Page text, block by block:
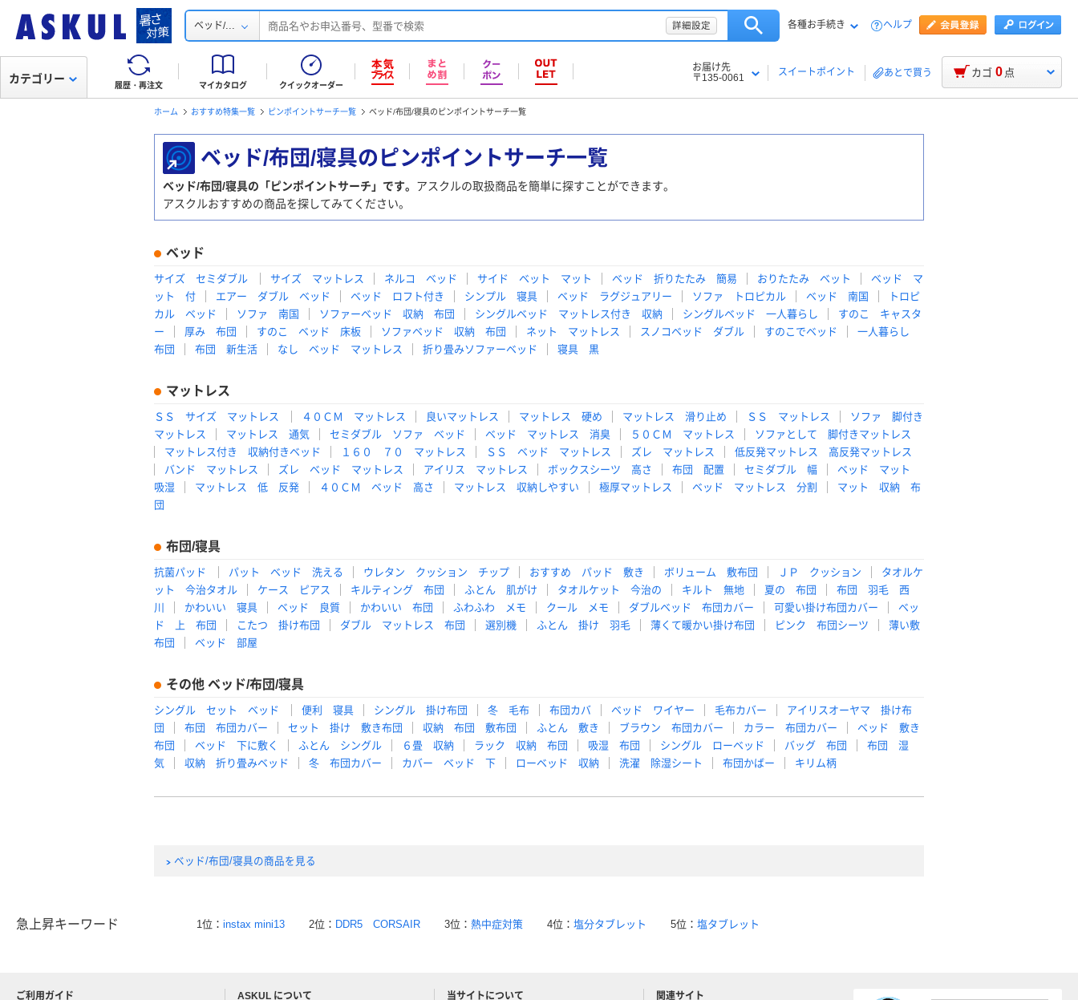
ベッド/... 詳細設定 各種お手続き ヘルプ
履歴・再注文 マイカタログ クイックオーダー
お届け先
〒135-0061
スイートポイント あとで買う
カテゴリー カゴ 0 点
ホーム おすすめ特集一覧 ピンポイントサーチ一覧 ベッド/布団/寝具のピンポイントサーチ一覧
ベッド/布団/寝具のピンポイントサーチ一覧
ベッド/布団/寝具の「ピンポイントサーチ」です。 アスクルの取扱商品を簡単に探すことができます。
アスクルおすすめの商品を探してみてください。
ベッド
サイズ セミダブル サイズ マットレス ネルコ ベッド サイド ベット マット ベッド 折りたたみ 簡易 おりたたみ ベット
ベッド マ
ット 付
エアー ダブル ベッド ベッド ロフト付き シンプル 寝具 ベッド ラグジュアリー ソファ トロピカル ベッド 南国
トロピ
カル ベッド
ソファ 南国 ソファーベッド 収納 布団 シングルベッド マットレス付き 収納 シングルベッド 一人暮らし
すのこ キャスタ
ー
厚み 布団 すのこ ベッド 床板 ソファベッド 収納 布団 ネット マットレス スノコベッド ダブル すのこでベッド
一人暮らし
布団
布団 新生活 なし ベッド マットレス 折り畳みソファーベッド 寝具 黒
マットレス
ＳＳ サイズ マットレス ４０ＣＭ マットレス 良いマットレス マットレス 硬め マットレス 滑り止め ＳＳ マットレス
ソファ 脚付き
マットレス
マットレス 通気 セミダブル ソファ ベッド ベッド マットレス 消臭 ５０ＣＭ マットレス
ソファとして 脚付きマットレス
マットレス付き 収納付きベッド
１６０ ７０ マットレス ＳＳ ベッド マットレス ズレ マットレス
低反発マットレス 高反発マットレス
バンド マットレス
ズレ ベッド マットレス アイリス マットレス ボックスシーツ 高さ 布団 配置 セミダブル 幅
ベッド マット
吸湿
マットレス 低 反発 ４０ＣＭ ベッド 高さ マットレス 収納しやすい 極厚マットレス ベッド マットレス 分割
マット 収納 布
団
布団/寝具
抗菌パッド パット ベッド 洗える ウレタン クッション チップ おすすめ パッド 敷き ボリューム 敷布団 ＪＰ クッション
タオルケ
ット 今治タオル
ケース ピアス キルティング 布団 ふとん 肌がけ タオルケット 今治の キルト 無地 夏の 布団
布団 羽毛 西
川
かわいい 寝具 ベッド 良質 かわいい 布団 ふわふわ メモ クール メモ ダブルベッド 布団カバー 可愛い掛け布団カバー
ベッ
ド 上 布団
こたつ 掛け布団 ダブル マットレス 布団 選別機 ふとん 掛け 羽毛 薄くて暖かい掛け布団 ピンク 布団シーツ
薄い敷
布団
ベッド 部屋
その他 ベッド/布団/寝具
シングル セット ベッド 便利 寝具 シングル 掛け布団 冬 毛布 布団カバ ベッド ワイヤー 毛布カバー
アイリスオーヤマ 掛け布
団
布団 布団カバー セット 掛け 敷き布団 収納 布団 敷布団 ふとん 敷き ブラウン 布団カバー カラー 布団カバー
ベッド 敷き
布団
ベッド 下に敷く ふとん シングル ６畳 収納 ラック 収納 布団 吸湿 布団 シングル ローベッド バッグ 布団
布団 湿
気
収納 折り畳みベッド 冬 布団カバー カバー ベッド 下 ローベッド 収納 洗濯 除湿シート 布団かばー キリム柄
ベッド/布団/寝具の商品を見る
急上昇キーワード 1位： instax mini13 2位： DDR5 CORSAIR 3位： 熱中症対策 4位： 塩分タブレット 5位： 塩タブレット
ご利用ガイド
ASKUL について
当サイトについて
関連サイト